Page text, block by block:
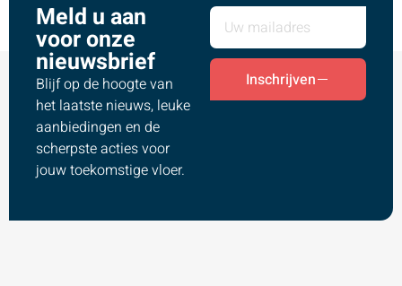
Meld u aan
voor onze
nieuwsbrief
Blijf op de hoogte van
het laatste nieuws, leuke
aanbiedingen en de
scherpste acties voor
jouw toekomstige vloer.
Inschrijven